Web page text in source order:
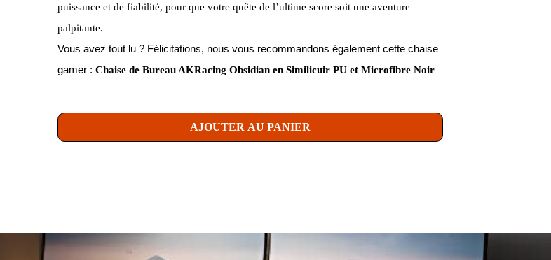
puissance et de fiabilité, pour que votre quête de l’ultime score soit une aventure
palpitante.
Vous avez tout lu ? Félicitations, nous vous recommandons également cette chaise
gamer : Chaise de Bureau AKRacing Obsidian en Similicuir PU et Microfibre Noir
AJOUTER AU PANIER